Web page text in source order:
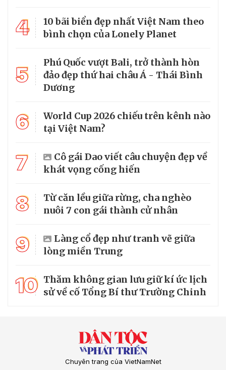
4
10 bãi biển đẹp nhất Việt Nam theo
bình chọn của Lonely Planet
5
Phú Quốc vượt Bali, trở thành hòn
đảo đẹp thứ hai châu Á - Thái Bình
Dương
6
World Cup 2026 chiếu trên kênh nào
tại Việt Nam?
7
Cô gái Dao viết câu chuyện đẹp về
khát vọng cống hiến
8
Từ căn lều giữa rừng, cha nghèo
nuôi 7 con gái thành cử nhân
9
Làng cổ đẹp như tranh vẽ giữa
lòng miền Trung
10 Thăm không gian lưu giữ kí ức lịch
sử về cố Tổng Bí thư Trường Chinh
Chuyên trang của VietNamNet